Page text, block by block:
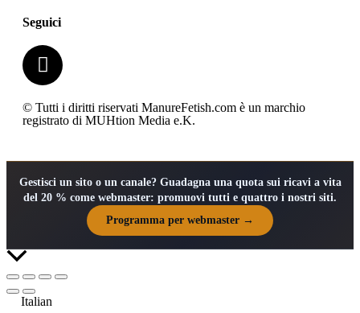
Seguici
© Tutti i diritti riservati ManureFetish.com è un marchio
registrato di MUHtion Media e.K.
Gestisci un sito o un canale? Guadagna una quota sui ricavi a vita
del 20 % come webmaster: promuovi tutti e quattro i nostri siti.
Programma per webmaster →
Italian